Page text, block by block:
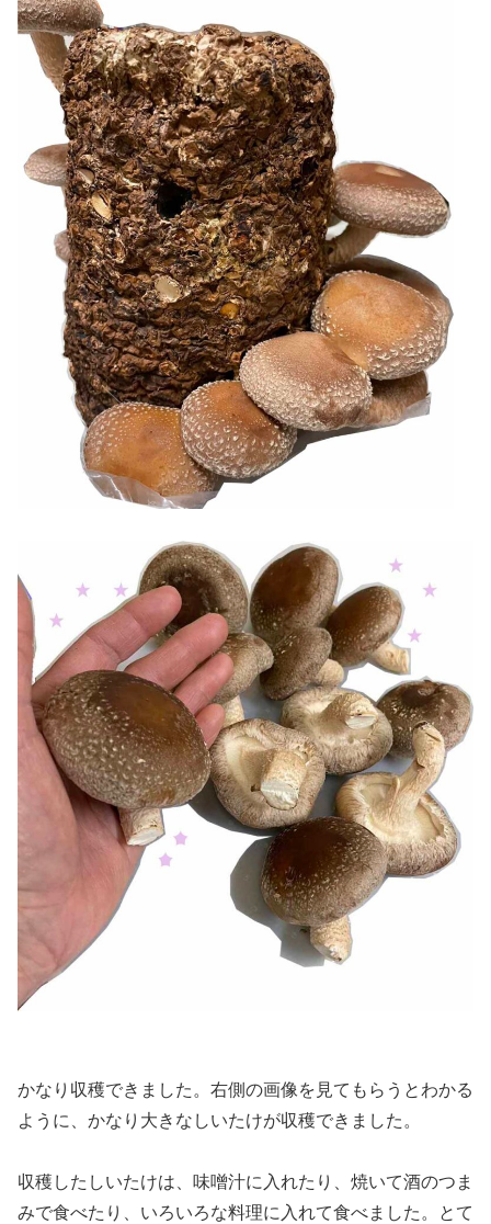
かなり収穫できました。右側の画像を見てもらうとわかる
ように、かなり大きなしいたけが収穫できました。
収穫したしいたけは、味噌汁に入れたり、焼いて酒のつま
みで食べたり、いろいろな料理に入れて食べました。とて